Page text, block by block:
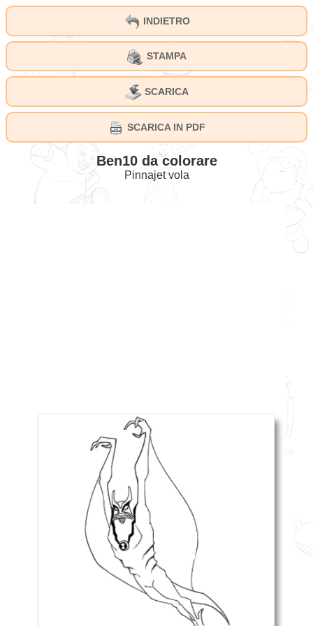
INDIETRO
STAMPA
SCARICA
SCARICA IN PDF
Ben10 da colorare
Pinnajet vola